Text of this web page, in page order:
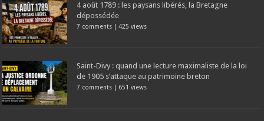
4 août 1789 : les paysans libérés, la Bretagne
dépossédée
7 comments |425 views
Saint-Divy : quand une lecture maximaliste de la loi
de 1905 s’attaque au patrimoine breton
7 comments | 651 views